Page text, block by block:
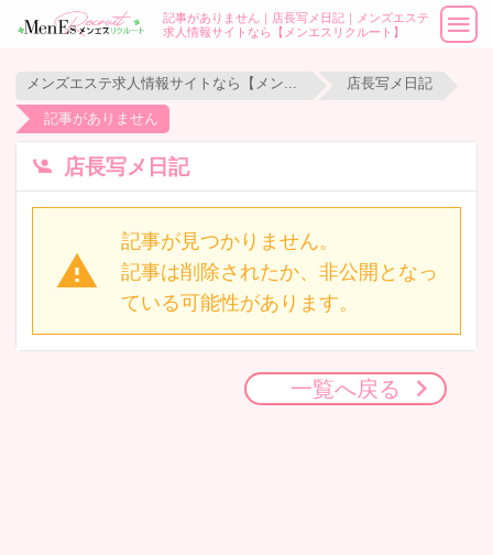
記事がありません｜店長写メ日記｜メンズエステ
求人情報サイトなら【メンエスリクルート】
店長写メ日記
記事がありません
店長写メ日記
記事が見つかりません。
記事は削除されたか、非公開となっ
ている可能性があります。
一覧へ戻る